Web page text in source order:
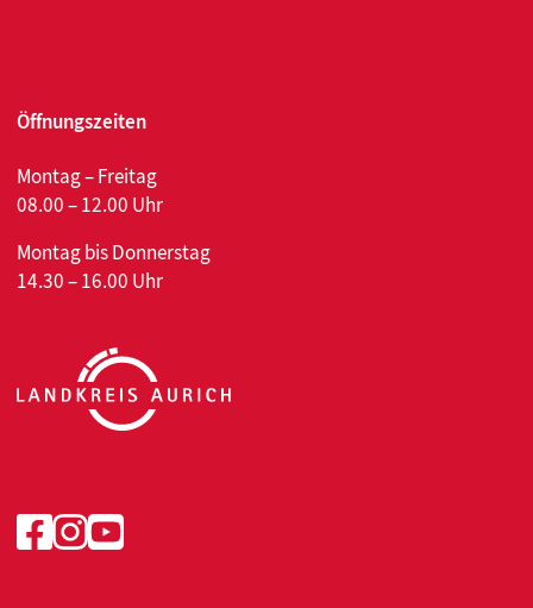
Öffnungszeiten
Montag – Freitag
08.00 – 12.00 Uhr
Montag bis Donnerstag
14.30 – 16.00 Uhr
Facebook
Instagram
Youtube